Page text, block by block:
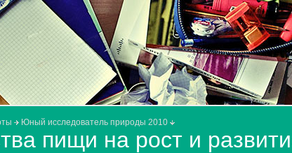
Юный исследователь природы 2010
пищи на рост и